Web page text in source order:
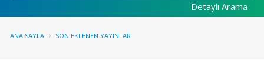
Detaylı Arama
ANA SAYFA SON EKLENEN YAYINLAR